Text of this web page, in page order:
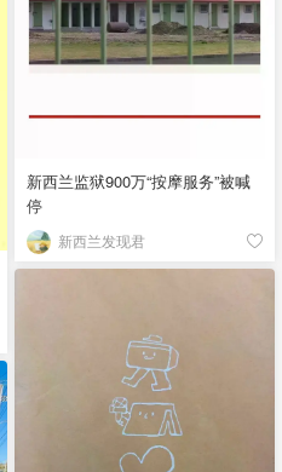
新西兰监狱900万“按摩服务”被喊
停
新西兰发现君